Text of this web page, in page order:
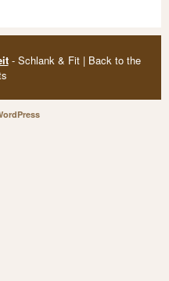
- Schlank & Fit | Back to the